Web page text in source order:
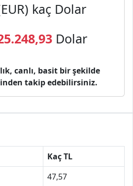
kaç Dolar
Dolar
canlı, basit bir şekilde
takip edebilirsiniz.
Kaç TL
47,57